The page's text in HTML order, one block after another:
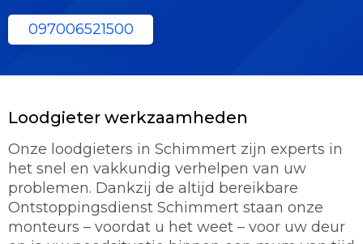
097006521500
Loodgieter werkzaamheden
Onze loodgieters in Schimmert zijn experts in
het snel en vakkundig verhelpen van uw
problemen. Dankzij de altijd bereikbare
Ontstoppingsdienst Schimmert staan onze
monteurs – voordat u het weet – voor uw deur